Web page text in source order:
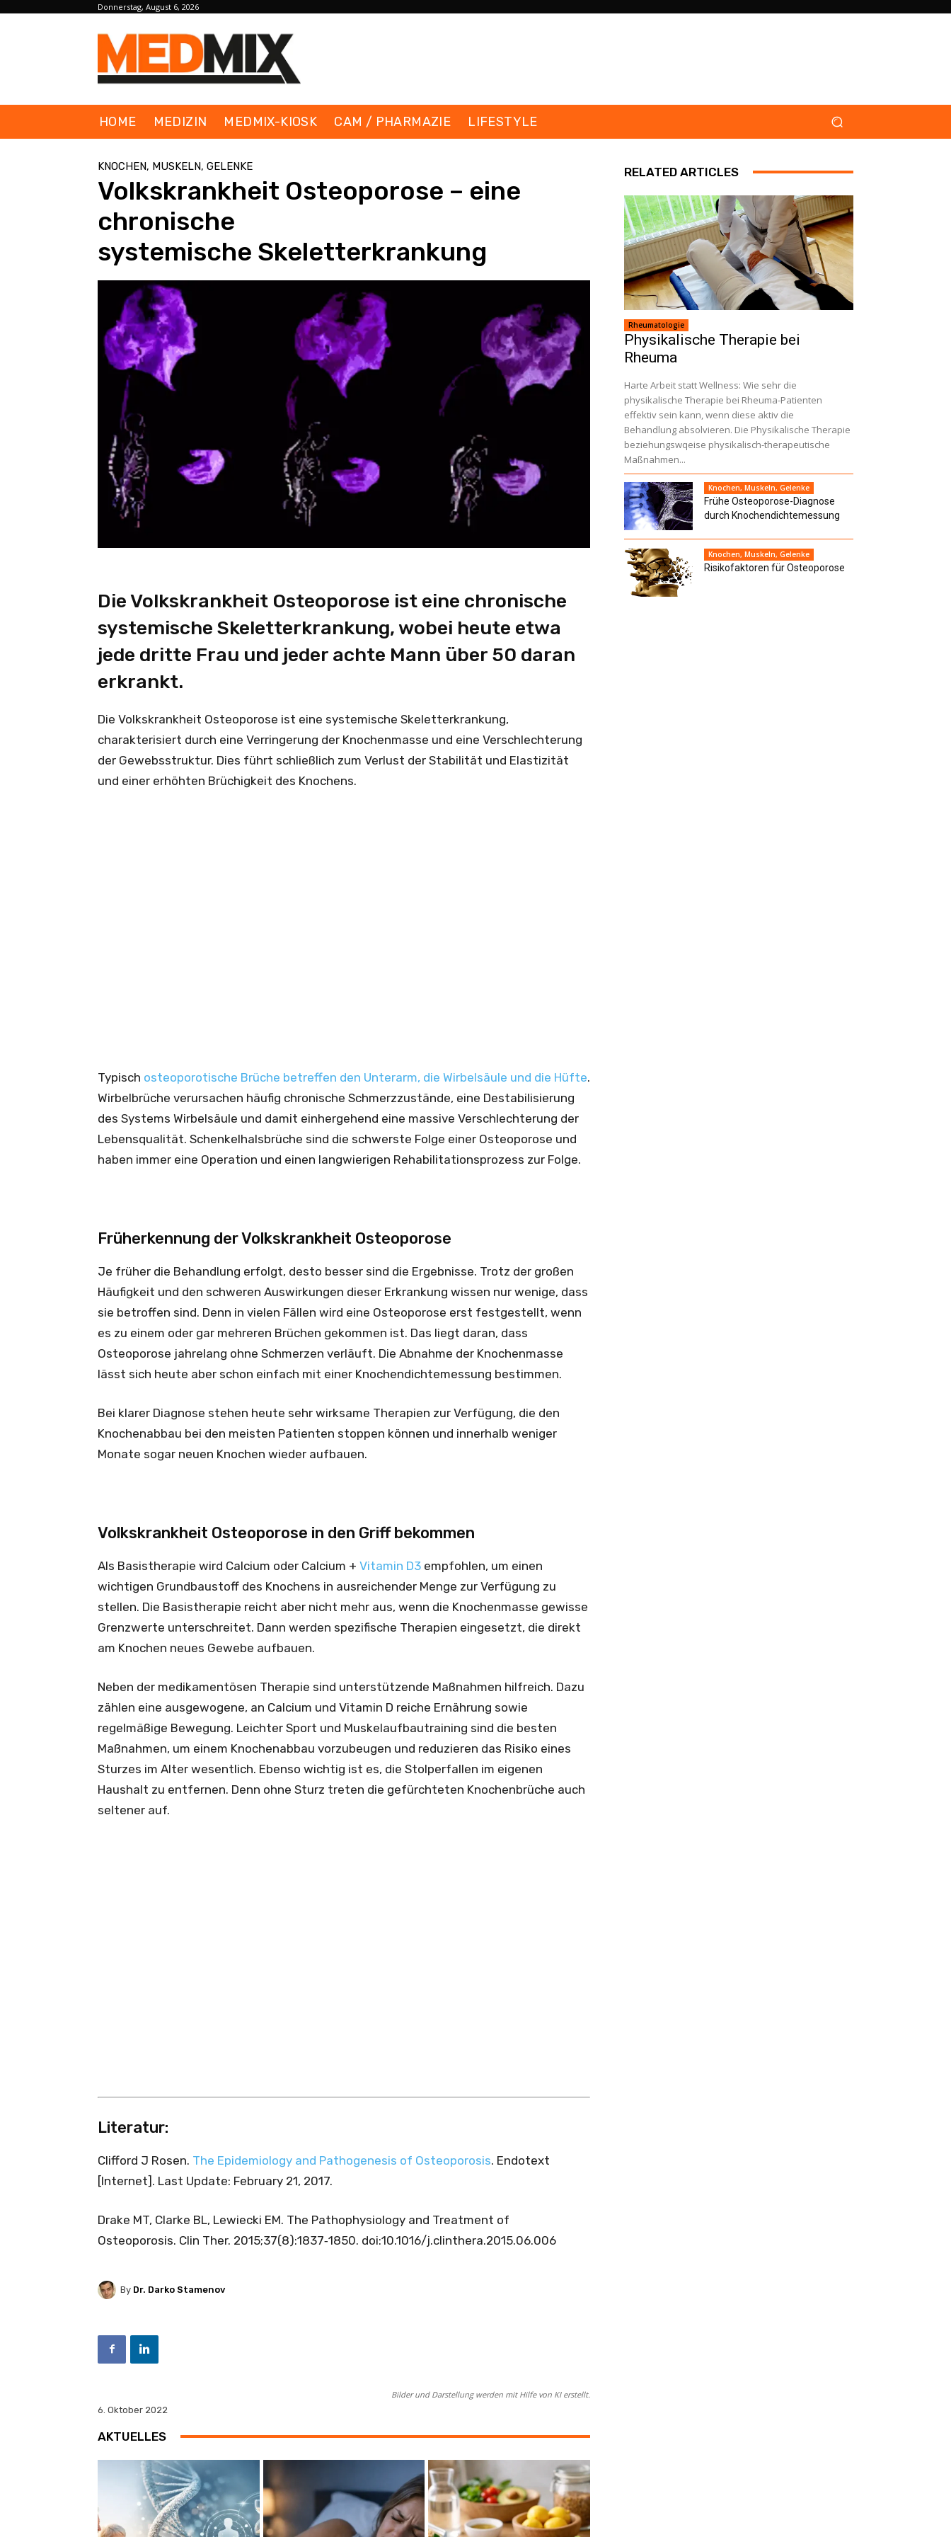
Donnerstag, August 6, 2026
HOME MEDIZIN MEDMIX-KIOSK CAM / PHARMAZIE LIFESTYLE
KNOCHEN, MUSKELN, GELENKE
Volkskrankheit Osteoporose – eine
chronische
systemische Skeletterkrankung
Die Volkskrankheit Osteoporose ist eine chronische
systemische Skeletterkrankung, wobei heute etwa
jede dritte Frau und jeder achte Mann über 50 daran
erkrankt.
Die Volkskrankheit Osteoporose ist eine systemische Skeletterkrankung,
charakterisiert durch eine Verringerung der Knochenmasse und eine Verschlechterung
der Gewebsstruktur. Dies führt schließlich zum Verlust der Stabilität und Elastizität
und einer erhöhten Brüchigkeit des Knochens.
Typisch osteoporotische Brüche betreffen den Unterarm, die Wirbelsäule und die Hüfte.
Wirbelbrüche verursachen häufig chronische Schmerzzustände, eine Destabilisierung
des Systems Wirbelsäule und damit einhergehend eine massive Verschlechterung der
Lebensqualität. Schenkelhalsbrüche sind die schwerste Folge einer Osteoporose und
haben immer eine Operation und einen langwierigen Rehabilitationsprozess zur Folge.
Früherkennung der Volkskrankheit Osteoporose
Je früher die Behandlung erfolgt, desto besser sind die Ergebnisse. Trotz der großen
Häufigkeit und den schweren Auswirkungen dieser Erkrankung wissen nur wenige, dass
sie betroffen sind. Denn in vielen Fällen wird eine Osteoporose erst festgestellt, wenn
es zu einem oder gar mehreren Brüchen gekommen ist. Das liegt daran, dass
Osteoporose jahrelang ohne Schmerzen verläuft. Die Abnahme der Knochenmasse
lässt sich heute aber schon einfach mit einer Knochendichtemessung bestimmen.
Bei klarer Diagnose stehen heute sehr wirksame Therapien zur Verfügung, die den
Knochenabbau bei den meisten Patienten stoppen ­können und innerhalb weniger
Monate sogar neuen Knochen wieder aufbauen.
Volkskrankheit Osteoporose in den Griff bekommen
Als Basistherapie wird Calcium oder Calcium + Vitamin D3 empfohlen, um einen
wichtigen Grundbaustoff des Knochens in ausreichender Menge zur Verfügung zu
stellen. Die Basistherapie reicht aber nicht mehr aus, wenn die Knochenmasse gewisse
Grenzwerte unterschreitet. Dann werden spezifische Therapien eingesetzt, die direkt
am Knochen neues Gewebe aufbauen.
Neben der medikamentösen Therapie sind unterstützende Maßnahmen hilfreich. Dazu
zählen eine ausgewogene, an Calcium und Vitamin D reiche Ernährung sowie
regelmäßige Bewegung. Leichter Sport und Muskelaufbautraining sind die besten
Maßnahmen, um einem Knochenabbau vorzubeugen und reduzieren das Risiko eines
Sturzes im Alter ­wesentlich. Ebenso wichtig ist es, die Stolperfallen im eigenen
Haushalt zu entfernen. Denn ohne Sturz treten die gefürchteten Knochenbrüche auch
seltener auf.
Literatur:
Clifford J Rosen. The Epidemiology and Pathogenesis of Osteoporosis. Endotext
[Internet]. Last Update: February 21, 2017.
Drake MT, Clarke BL, Lewiecki EM. The Pathophysiology and Treatment of
Osteoporosis. Clin Ther. 2015;37(8):1837‐1850. doi:10.1016/j.clinthera.2015.06.006
By Dr. Darko Stamenov
Bilder und Darstellung werden mit Hilfe von KI erstellt.
6. Oktober 2022
AKTUELLES
RELATED ARTICLES
Rheumatologie
Physikalische Therapie bei
Rheuma
Harte Arbeit statt Wellness: Wie sehr die
physikalische Therapie bei Rheuma-Patienten
effektiv sein kann, wenn diese aktiv die
Behandlung absolvieren. Die Physikalische Therapie
beziehungswqeise physikalisch-therapeutische
Maßnahmen...
Knochen, Muskeln, Gelenke
Frühe Osteoporose-Diagnose
durch Knochendichtemessung
Knochen, Muskeln, Gelenke
Risikofaktoren für Osteoporose